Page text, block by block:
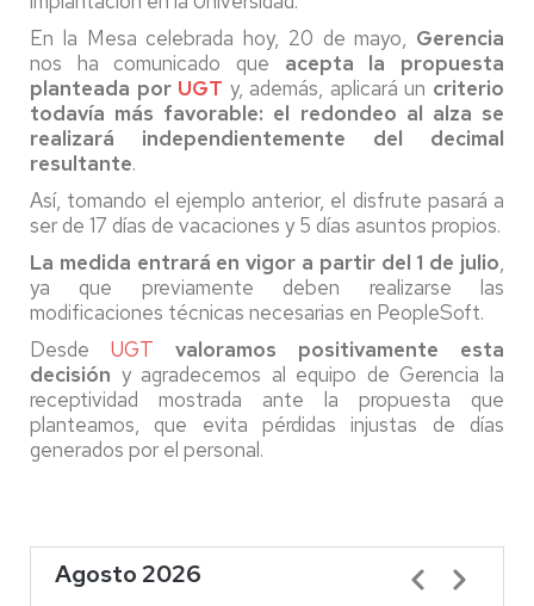
En la Mesa celebrada hoy, 20 de mayo, Gerencia
nos ha comunicado que acepta la propuesta
planteada por UGT y, además, aplicará un criterio
todavía más favorable: el redondeo al alza se
realizará independientemente del decimal
resultante.
Así, tomando el ejemplo anterior, el disfrute pasará a
ser de 17 días de vacaciones y 5 días asuntos propios.
La medida entrará en vigor a partir del 1 de julio,
ya que previamente deben realizarse las
modificaciones técnicas necesarias en PeopleSoft.
Desde UGT
valoramos positivamente esta
decisión y agradecemos al equipo de Gerencia la
receptividad mostrada ante la propuesta que
planteamos, que evita pérdidas injustas de días
generados por el personal.
Agosto 2026 Paginación